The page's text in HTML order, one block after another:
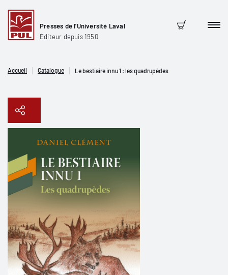
Presses de l'Université Laval
Éditeur depuis 1950
Panier
Accueil Catalogue Le bestiaire innu 1 : les quadrupèdes